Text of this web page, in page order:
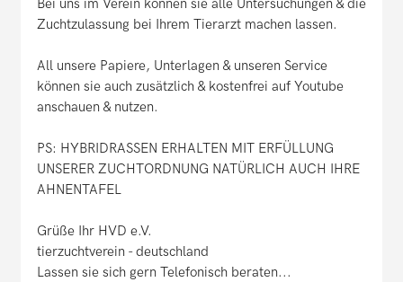
Bei uns im Verein können sie alle Untersuchungen & die
Zuchtzulassung bei Ihrem Tierarzt machen lassen.
All unsere Papiere, Unterlagen & unseren Service
können sie auch zusätzlich & kostenfrei auf Youtube
anschauen & nutzen.
PS: HYBRIDRASSEN ERHALTEN MIT ERFÜLLUNG
UNSERER ZUCHTORDNUNG NATÜRLICH AUCH IHRE
AHNENTAFEL
Grüße Ihr HVD e.V.
tierzuchtverein - deutschland
Lassen sie sich gern Telefonisch beraten...